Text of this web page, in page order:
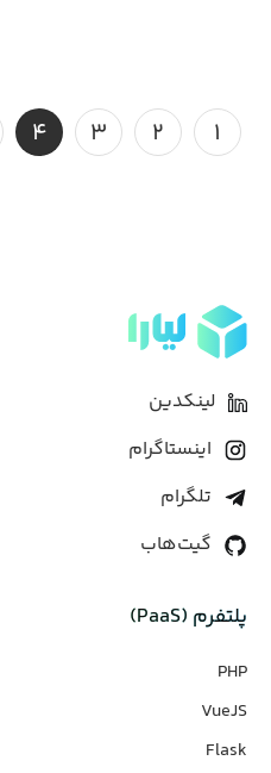
۱ ۲ ۳ ۴
لینکدین
اینستاگرام
تلگرام
گیت‌هاب
پلتفرم (PaaS)
PHP
VueJS
Flask